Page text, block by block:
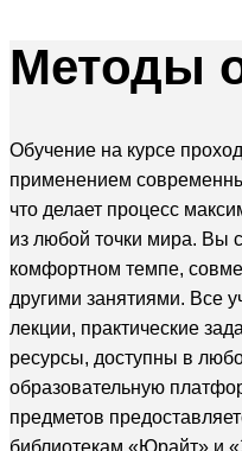
Методы
Обучение на курсе
применением
что делает процесс
из любой точки мира. Вы
комфортном темпе,
другими занятиями. Все
лекции, практические
ресурсы, доступны в
образовательную
предметов